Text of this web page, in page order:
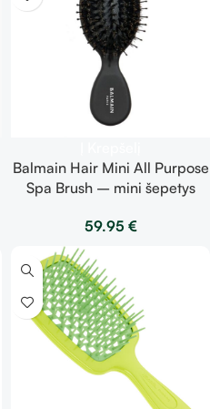
Balmain Hair Mini All Purpose
Spa Brush – mini šepetys
59.95 €